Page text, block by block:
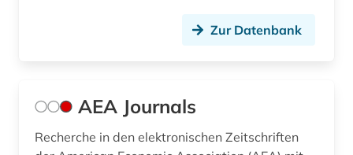
Zur Datenbank
AEA Journals
Recherche in den elektronischen Zeitschriften